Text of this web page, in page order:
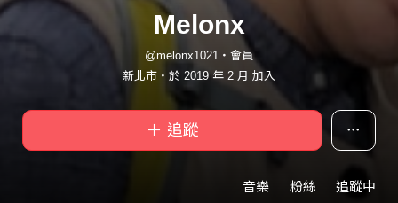
Melonx
@melonx1021・會員
新北市・於 2019 年 2 月 加入
＋ 追蹤
音樂 粉絲 追蹤中